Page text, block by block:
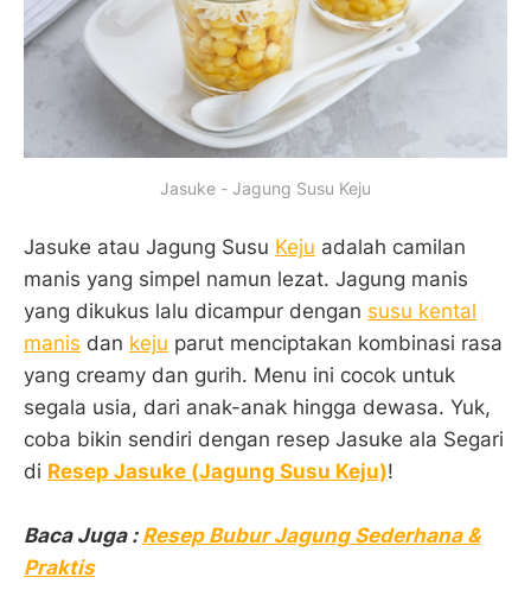
Jasuke - Jagung Susu Keju
Jasuke atau Jagung Susu Keju adalah camilan
manis yang simpel namun lezat. Jagung manis
yang dikukus lalu dicampur dengan susu kental
manis dan keju parut menciptakan kombinasi rasa
yang creamy dan gurih. Menu ini cocok untuk
segala usia, dari anak-anak hingga dewasa. Yuk,
coba bikin sendiri dengan resep Jasuke ala Segari
di Resep Jasuke (Jagung Susu Keju)!
Baca Juga : Resep Bubur Jagung Sederhana &
Praktis